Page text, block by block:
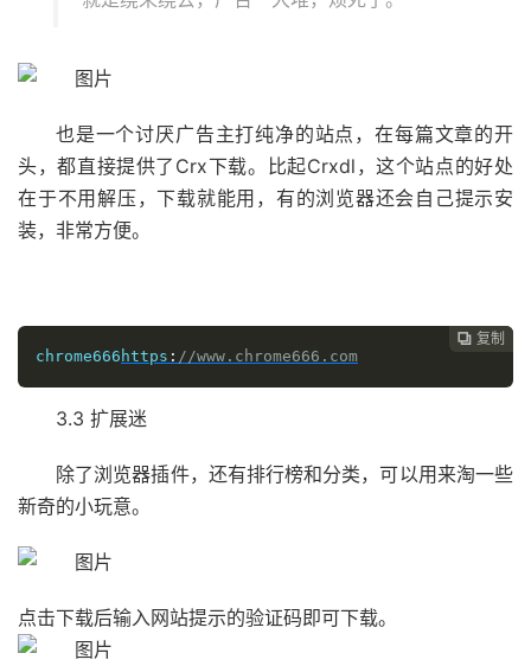
也是一个讨厌广告主打纯净的站点，在每篇文章的开
头，都直接提供了Crx下载。比起Crxdl，这个站点的好处
在于不用解压，下载就能用，有的浏览器还会自己提示安
装，非常方便。
 复制
chrome666 https : //www.chrome666.com
3.3 扩展迷
除了浏览器插件，还有排行榜和分类，可以用来淘一些
新奇的小玩意。
点击下载后输入网站提示的验证码即可下载。